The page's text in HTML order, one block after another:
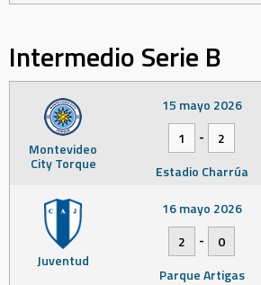
Intermedio Serie B
Montevideo
City Torque
15 mayo 2026
1
-
2
Estadio Charrúa
Juventud
16 mayo 2026
2
-
0
Parque Artigas